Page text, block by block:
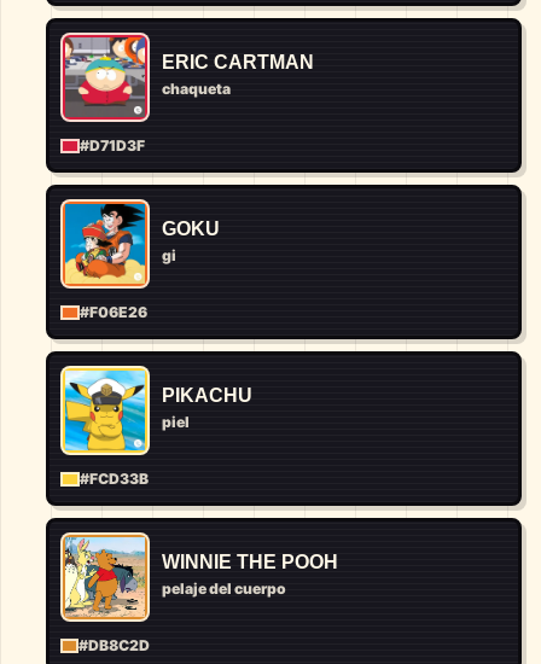
ERIC CARTMAN
chaqueta
#D71D3F
GOKU
gi
#F06E26
PIKACHU
piel
#FCD33B
WINNIE THE POOH
pelaje del cuerpo
#DB8C2D